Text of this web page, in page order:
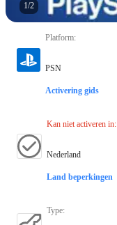
1/2
Platform:
PSN
Activering gids
Kan niet activeren in:
Nederland
Land beperkingen
Type: